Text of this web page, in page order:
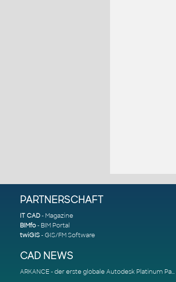
PARTNERSCHAFT
IT CAD- Magazine
BIMfo- BIM Portal
twiGIS- GIS/FM Software
CAD NEWS
ARKANCE - der erste globale Autodesk Platinum Partner